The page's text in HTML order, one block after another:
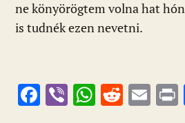
ne könyörögtem volna hat
is tudnék ezen nevetni.
F Vi W R E